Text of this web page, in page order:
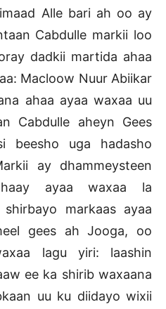
Alle bari ah oo ay
Cabdulle markii loo
dadkii martida ahaa
Macloow Nuur Abiikar
ahaa ayaa waxaa uu
Cabdulle aheyn Gees
beesho uga hadasho
ay dhammeysteen
ayaa waxaa la
markaas ayaa
gees ah Jooga, oo
lagu yiri: laashin
ee ka shirib waxaana
uu ku diidayo wixii